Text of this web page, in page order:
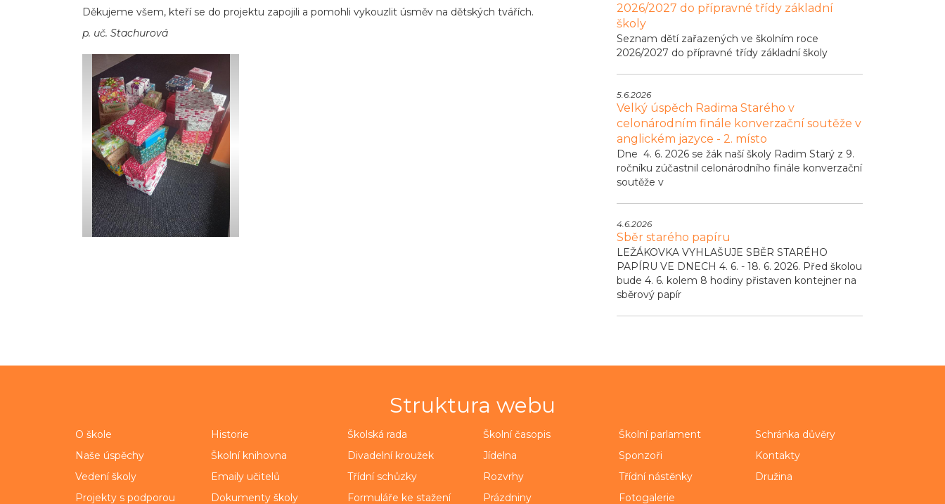
Děkujeme všem, kteří se do projektu zapojili a pomohli vykouzlit úsměv na dětských tvářích.
p. uč. Stachurová
2026/2027 do přípravné třídy základní
školy
Seznam dětí zařazených ve školním roce
2026/2027 do přípravné třídy základní školy
5.6.2026
Velký úspěch Radima Starého v
celonárodním finále konverzační soutěže v
anglickém jazyce - 2. místo
Dne 4. 6. 2026 se žák naší školy Radim Starý z 9.
ročníku zúčastnil celonárodního finále konverzační
soutěže v
4.6.2026
Sběr starého papíru
LEŽÁKOVKA VYHLAŠUJE SBĚR STARÉHO
PAPÍRU VE DNECH 4. 6. - 18. 6. 2026. Před školou
bude 4. 6. kolem 8 hodiny přistaven kontejner na
sběrový papír
Struktura webu
O škole Historie Školská rada Školní časopis Školní parlament
Schránka důvěry
Naše úspěchy
Školní knihovna Divadelní kroužek Jídelna Sponzoři
Kontakty
Vedení školy
Emaily učitelů Třídní schůzky Rozvrhy Třídní nástěnky
Družina
Projekty s podporou
Dokumenty školy Formuláře ke stažení Prázdniny Fotogalerie